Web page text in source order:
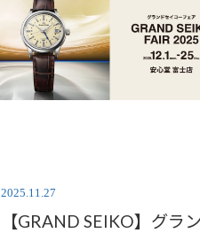
2025.11.27
【GRAND SEIKO】グラ